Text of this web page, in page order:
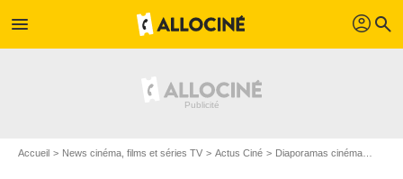
menu profil search
Accueil News cinéma, films et séries TV Actus Ciné Diaporamas cinéma